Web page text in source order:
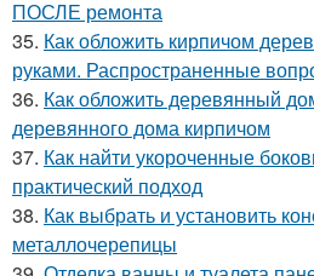
ПОСЛЕ ремонта
35. Как обложить кирпичом
руками. Распространенные
36. Как обложить деревянный
деревянного дома кирпичом
37. Как найти укороченные
практический подход
38. Как выбрать и установить
металлочерепицы